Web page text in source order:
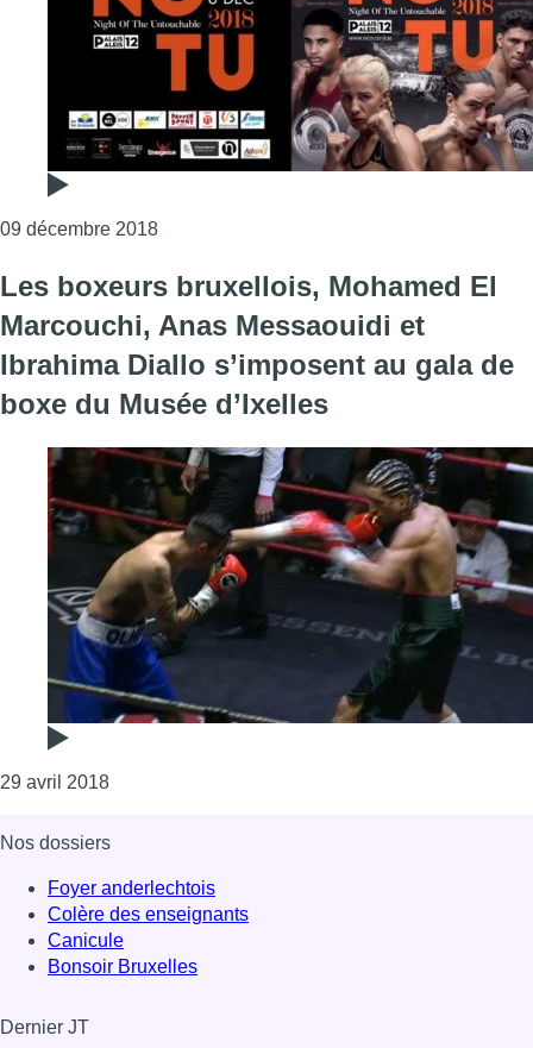
09 décembre 2018Consulter l'article "Boxe: soirée
Les boxeurs bruxellois, Mohamed El
Marcouchi, Anas Messaouidi et
Ibrahima Diallo s’imposent au gala de
boxe du Musée d’Ixelles
29 avril 2018Consulter l'article "Les boxeurs bruxellois,
Nos dossiers
Foyer anderlechtois
Colère des enseignants
Canicule
Bonsoir Bruxelles
Dernier JT